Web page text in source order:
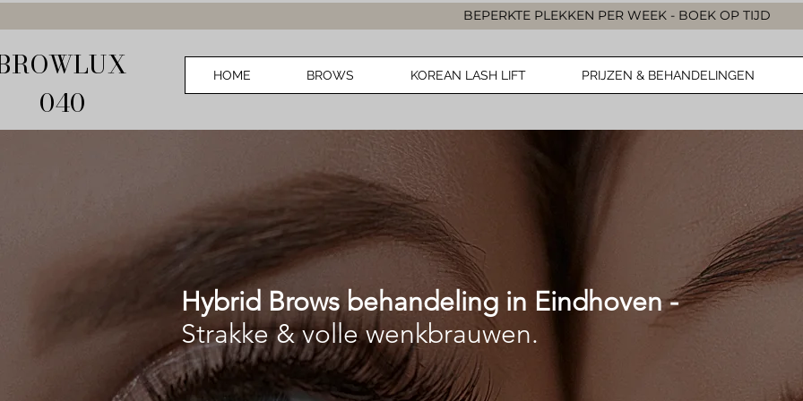
BEPERKTE PLEKKEN PER WEEK - BOEK OP TIJD
HOME BROWS KOREAN LASH LIFT PRIJZEN & BEHANDELINGEN
Hybrid Brows behandeling in Eindhoven -
Strakke & volle wenkbrauwen.